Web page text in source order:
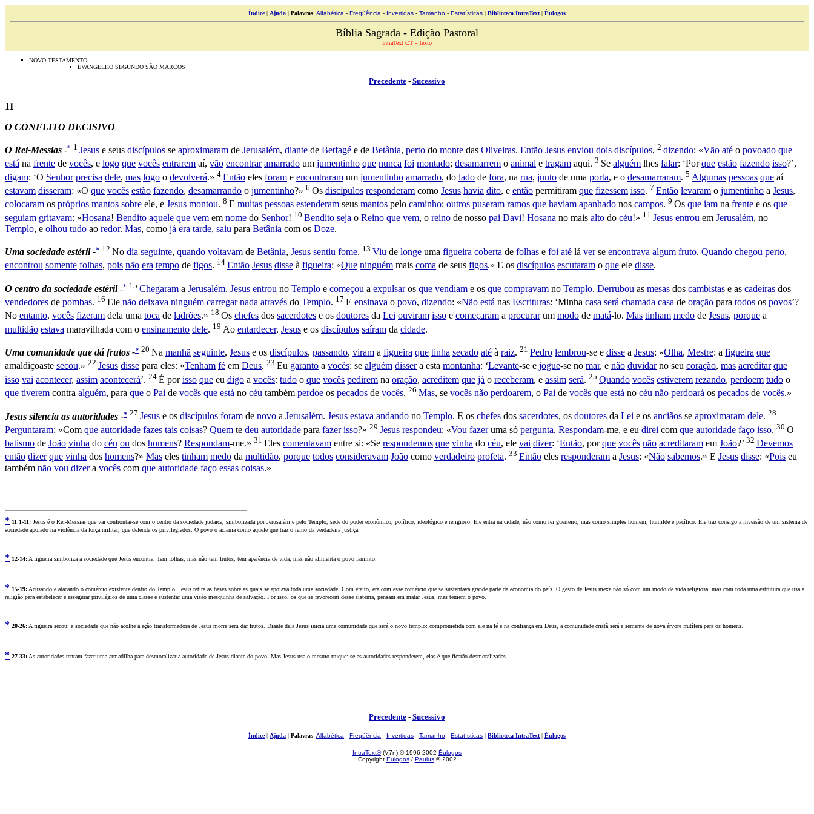
Índice| Ajuda | Palavras: Alfabética - Freqüência - Invertidas - Tamanho - Estatísticas | Biblioteca IntraText | Èulogos
Bíblia Sagrada - Edição Pastoral
IntraText CT - Texto
NOVO TESTAMENTO
EVANGELHO SEGUNDO SÃO MARCOS
Precedente - Sucessivo
11
O CONFLITO DECISIVO
O Rei-Messias -* 1 Jesus e seus discípulos se aproximaram de Jerusalém, diante de Betfagé e de Betânia, perto do monte das Oliveiras. Então Jesus enviou dois discípulos, 2 dizendo: «Vão até o povoado que
está na frente de vocês, e logo que vocês entrarem aí, vão encontrar amarrado um jumentinho que nunca foi montado; desamarrem o animal e tragam aqui. 3 Se alguém lhes falar: ‘Porque estão fazendo isso?’,
digam: ‘O Senhor precisa dele, mas logo o devolverá.» 4 Então eles foram e encontraram um jumentinho amarrado, do lado de fora, na rua, junto de uma porta, e o desamarraram. 5 Algumas pessoas que aí
estavam disseram: «O que vocês estão fazendo, desamarrando o jumentinho?» 6 Os discípulos responderam como Jesus havia dito, e então permitiram que fizessem isso. 7 Então levaram o jumentinho a Jesus,
colocaram os próprios mantos sobre ele, e Jesus montou. 8 E muitas pessoas estenderam seus mantos pelo caminho; outros puseram ramos que haviam apanhado nos campos. 9 Os que iam na frente e os que
seguiam gritavam: «Hosana! Bendito aquele que vem em nome do Senhor! 10 Bendito seja o Reino que vem, o reino de nosso pai Davi! Hosana no mais alto do céu!» 11 Jesus entrou em Jerusalém, no
Templo, e olhou tudo ao redor. Mas, como já era tarde, saiu para Betânia com os Doze.
Uma sociedade estéril -* 12 No dia seguinte, quando voltavam de Betânia, Jesus sentiu fome. 13 Viu de longe uma figueira coberta de folhas e foi até lá verse encontrava algum fruto. Quando chegou perto,
encontrou somente folhas, pois não era tempo de figos. 14 Então Jesus disse à figueira: «Que ninguém mais coma de seus figos.» E os discípulos escutaram o que ele disse.
O centro da sociedade estéril-* 15 Chegaram a Jerusalém. Jesus entrou no Templo e começou a expulsaros que vendiam e os que compravam no Templo. Derrubou as mesas dos cambistas e as cadeiras dos
vendedores de pombas. 16 Ele não deixava ninguém carregar nada através do Templo. 17 E ensinava o povo, dizendo: «Não está nas Escrituras: ‘Minha casa será chamada casa de oração para todos os povos’?
No entanto, vocês fizeram dela uma toca de ladrões.» 18 Os chefes dos sacerdotes e os doutores da Lei ouviram isso e começaram a procurarum modo de matá-lo. Mas tinham medo de Jesus, porque a
multidão estava maravilhada com o ensinamento dele. 19 Ao entardecer, Jesus e os discípulos saíram da cidade.
Uma comunidade que dá frutos -* 20 Na manhã seguinte, Jesus e os discípulos, passando, viram a figueira que tinha secado até à raiz. 21 Pedro lembrou-se e disse a Jesus: «Olha, Mestre: a figueira que
amaldiçoaste secou.» 22 Jesus disse para eles: «Tenham fé em Deus. 23 Eu garanto a vocês: se alguém dissera esta montanha: ‘Levante-se e jogue-se no mar, e não duvidarno seu coração, mas acreditar que
isso vai acontecer, assim acontecerá’. 24 É porisso que eu digo a vocês: tudo o que vocês pedirem na oração, acreditem que já o receberam, e assim será. 25 Quando vocês estiverem rezando, perdoem tudo o
que tiverem contra alguém, para que o Pai de vocês que está no céu também perdoe os pecados de vocês. 26 Mas, se vocês não perdoarem, o Pai de vocês que está no céu não perdoará os pecados de vocês.»
Jesus silencia as autoridades -* 27 Jesus e os discípulos foram de novo a Jerusalém. Jesus estava andando no Templo. E os chefes dos sacerdotes, os doutores da Lei e os anciãos se aproximaram dele. 28
Perguntaram: «Com que autoridade fazes tais coisas? Quem te deu autoridade para fazer isso?» 29 Jesus respondeu: «Vou fazeruma só pergunta. Respondam-me, e eu direi com que autoridade faço isso. 30 O
batismo de João vinha do céu ou dos homens? Respondam-me.» 31 Eles comentavam entre si: «Se respondemos que vinha do céu, ele vai dizer: ‘Então, porque vocês não acreditaram em João?’ 32 Devemos
então dizer que vinha dos homens?» Mas eles tinham medo da multidão, porque todos consideravam João como verdadeiro profeta. 33 Então eles responderam a Jesus: «Não sabemos.» E Jesus disse: «Pois eu
também não vou dizera vocês com que autoridade faço essas coisas.»
* 11,1-11: Jesus é o Rei-Messias que vai confrontar-se com o centro da sociedade judaica, simbolizada por Jerusalém e pelo Templo, sede do poder econômico, político, ideológico e religioso. Ele entra na cidade, não como rei guerreiro, mas como simples homem, humilde e pacífico. Ele traz consigo a inversão de um sistema de
sociedade apoiado na violência da força militar, que defende os privilegiados. O povo o aclama como aquele que traz o reino da verdadeira justiça.
* 12-14: A figueira simboliza a sociedade que Jesus encontra. Tem folhas, mas não tem frutos, tem aparência de vida, mas não alimenta o povo faminto.
* 15-19: Acusando e atacando o comércio existente dentro do Templo, Jesus retira as bases sobre as quais se apoiava toda uma sociedade. Com efeito, era com esse comércio que se sustentava grande parte da economia do país. O gesto de Jesus mexe não só com um modo de vida religiosa, mas com toda uma estrutura que usa a
religião para estabelecer e assegurar privilégios de uma classe e sustentar uma visão mesquinha de salvação. Por isso, os que se favorecem desse sistema, pensam em matar Jesus, mas temem o povo.
* 20-26: A figueira secou: a sociedade que não acolhe a ação transformadora de Jesus morre sem dar frutos. Diante dela Jesus inicia uma comunidade que será o novo templo: comprometida com ele na fé e na confiança em Deus, a comunidade cristã será a semente de nova árvore frutífera para os homens.
* 27-33: As autoridades tentam fazer uma armadilha para desmoralizar a autoridade de Jesus diante do povo. Mas Jesus usa o mesmo truque: se as autoridades responderem, elas é que ficarão desmoralizadas.
Precedente - Sucessivo
Índice| Ajuda | Palavras: Alfabética - Freqüência - Invertidas - Tamanho - Estatísticas | Biblioteca IntraText | Èulogos
IntraText®(V7n) © 1996-2002 Èulogos
Copyright Èulogos/ Paulus© 2002